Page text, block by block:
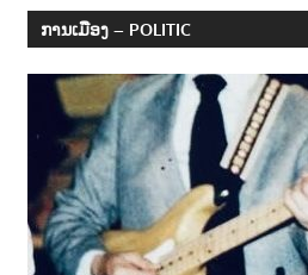
ການເມືອງ – POLITIC